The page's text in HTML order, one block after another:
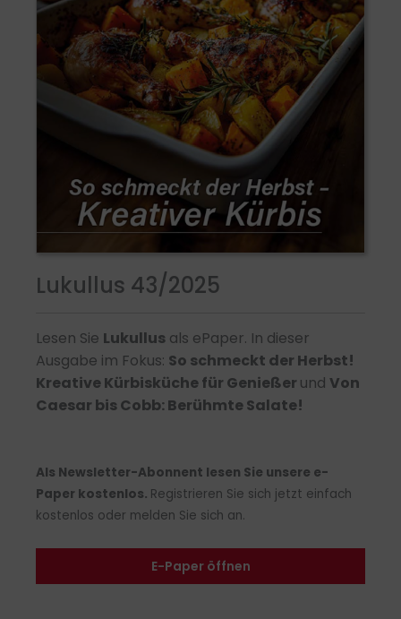
Lukullus 43/2025
Lesen Sie Lukullus als ePaper. In dieser
Ausgabe im Fokus: So schmeckt der Herbst!
Kreative Kürbisküche für Genießer und Von
Caesar bis Cobb: Berühmte Salate!
Als Newsletter-Abonnent lesen Sie unsere e-
Paper kostenlos. Registrieren Sie sich jetzt einfach
kostenlos oder melden Sie sich an.
E-Paper öffnen